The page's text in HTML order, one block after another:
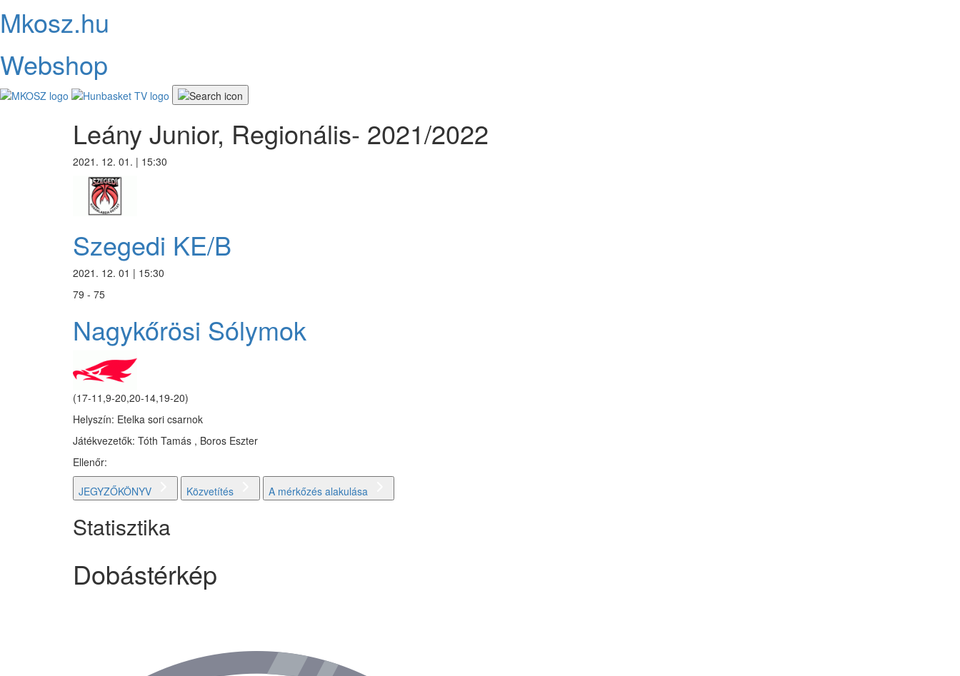
Mkosz.hu
Webshop
Leány Junior, Regionális- 2021/2022
2021. 12. 01. | 15:30
Szegedi KE/B
2021. 12. 01 | 15:30
79 - 75
Nagykőrösi Sólymok
(17-11,9-20,20-14,19-20)
Helyszín: Etelka sori csarnok
Játékvezetők: Tóth Tamás , Boros Eszter
Ellenőr:
JEGYZŐKÖNYV Közvetítés A mérkőzés alakulása
Statisztika
Dobástérkép